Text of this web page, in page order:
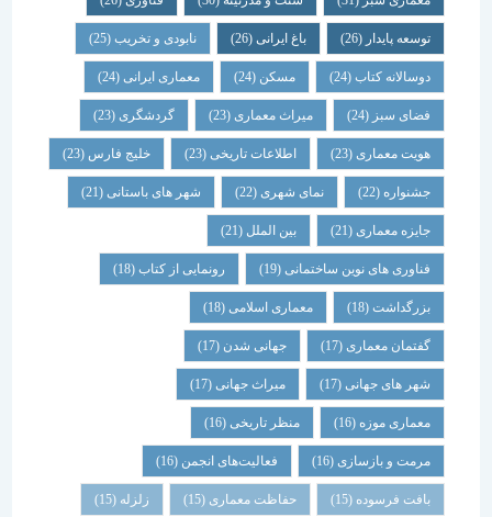
توسعه پایدار(26) باغ ایرانی(26) نابودی و تخریب(25)
دوسالانه کتاب(24) مسکن (24) معماری ایرانی(24)
فضای سبز(24) میراث معماری (23) گردشگری (23)
هویت معماری (23) اطلاعات تاریخی(23) خلیج فارس(23)
جشنواره(22) نمای شهری(22) شهر های باستانی (21)
جایزه معماری (21) بین الملل(21)
فناوری های نوین ساختمانی(19) رونمایی از کتاب (18)
بزرگداشت (18) معماری اسلامی(18)
گفتمان معماری (17) جهانی شدن(17)
شهر های جهانی(17) میراث جهانی(17)
معماری موزه(16) منظر تاریخی (16)
مرمت و بازسازی(16) فعالیت‌های انجمن(16)
بافت فرسوده (15) حفاظت معماری (15) زلزله